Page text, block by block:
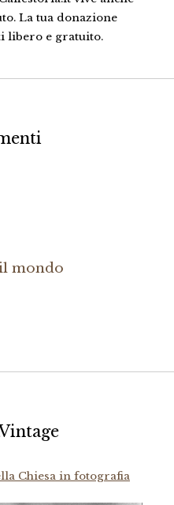
La tua donazione
libero e gratuito.
mondo
Chiesa in fotografia